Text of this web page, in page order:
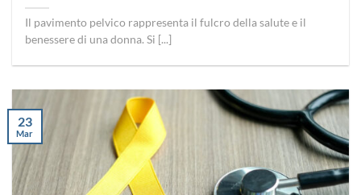
Il pavimento pelvico rappresenta il fulcro della salute e il
benessere di una donna. Si [...]
23
Mar